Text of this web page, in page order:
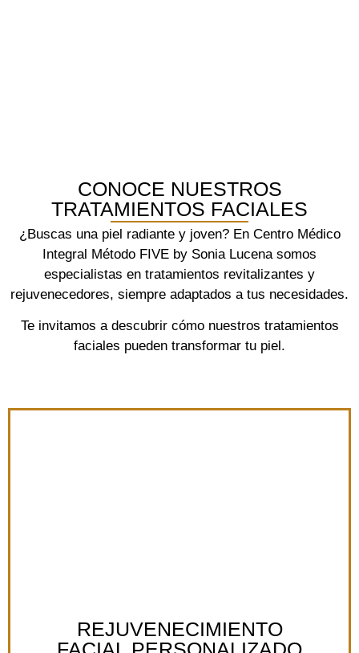
CONOCE NUESTROS
TRATAMIENTOS FACIALES
¿Buscas una piel radiante y joven? En Centro Médico
Integral Método FIVE by Sonia Lucena somos
especialistas en tratamientos revitalizantes y
rejuvenecedores, siempre adaptados a tus necesidades.
Te invitamos a descubrir cómo nuestros tratamientos
faciales pueden transformar tu piel.
REJUVENECIMIENTO